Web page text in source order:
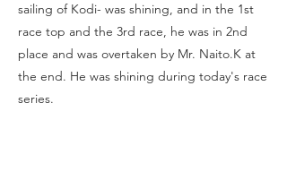
sailing of Kodi- was shining, and in the 1st
race top and the 3rd race, he was in 2nd
place and was overtaken by Mr. Naito.K at
the end. He was shining during today's race
series.